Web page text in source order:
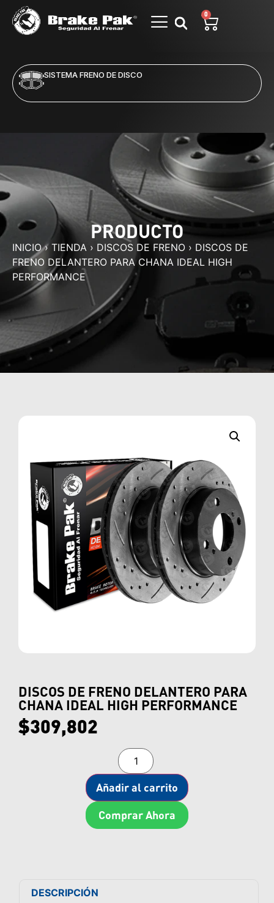
0
SISTEMA FRENO DE DISCO
PRODUCTO
INICIO› TIENDA › DISCOS DE FRENO › DISCOS DE
FRENO DELANTERO PARA CHANA IDEAL HIGH
PERFORMANCE
DISCOS DE FRENO DELANTERO PARA
CHANA IDEAL HIGH PERFORMANCE
$309,802
Añadir al carrito
Comprar Ahora
DESCRIPCIÓN